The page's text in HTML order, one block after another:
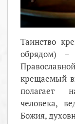
Таинство
обрядом) –
крещаемый
полагает
человека,
Божия,